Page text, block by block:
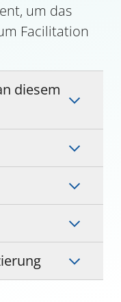
um das
Facilitation
diesem